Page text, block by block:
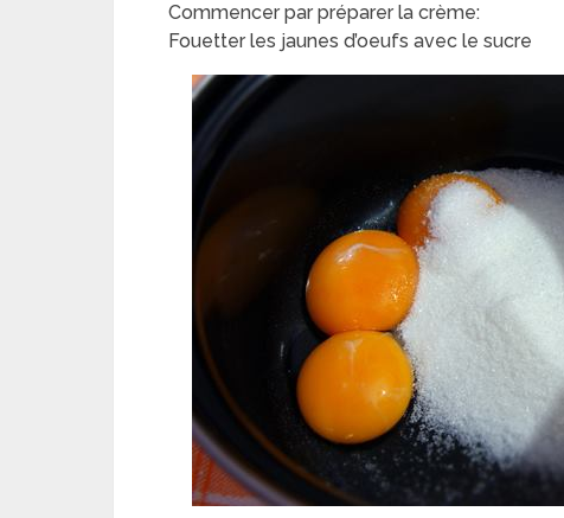
Commencer par préparer la crème:
Fouetter les jaunes d’oeufs avec le sucre